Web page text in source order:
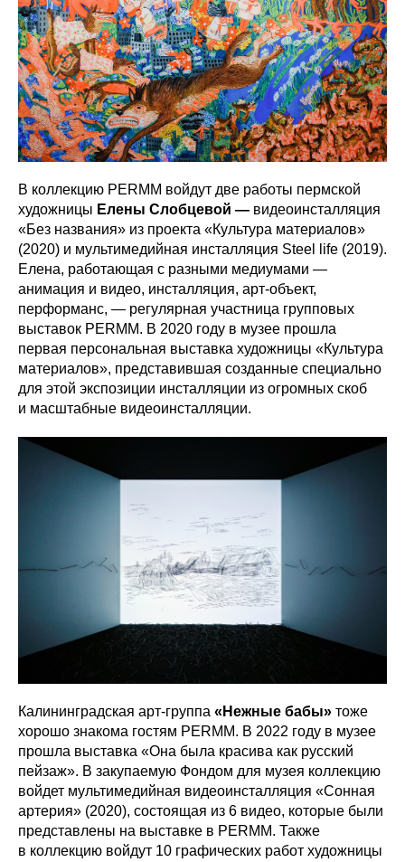
В коллекцию PERMM войдут две работы пермской
художницы Елены Слобцевой — видеоинсталляция
«Без названия» из проекта «Культура материалов»
(2020) и мультимедийная инсталляция Steel life (2019).
Елена, работающая с разными медиумами —
анимация и видео, инсталляция, арт-объект,
перформанс, — регулярная участница групповых
выставок PERMM. В 2020 году в музее прошла
первая персональная выставка художницы «Культура
материалов», представившая созданные специально
для этой экспозиции инсталляции из огромных скоб
и масштабные видеоинсталляции.
Калининградская арт-группа «Нежные бабы» тоже
хорошо знакома гостям PERMM. В 2022 году в музее
прошла выставка «Она была красива как русский
пейзаж». В закупаемую Фондом для музея коллекцию
войдет мультимедийная видеоинсталляция «Сонная
артерия» (2020), состоящая из 6 видео, которые были
представлены на выставке в PERMM. Также
в коллекцию войдут 10 графических работ художницы